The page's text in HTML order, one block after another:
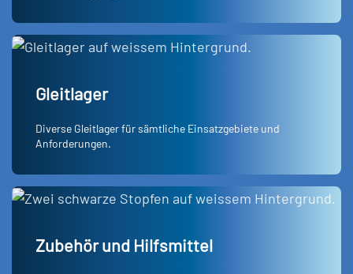
Gleitlager
Diverse Gleitlager für sämtliche Einsatzgebiete und
Anforderungen.
Zubehör und Hilfsmittel